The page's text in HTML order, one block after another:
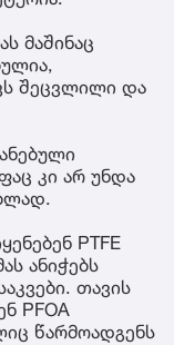
მაშინაც
შეცვლილი და
კი არ უნდა
PTFE
ანიჭებს
თავის
PFOA
წარმოადგენს